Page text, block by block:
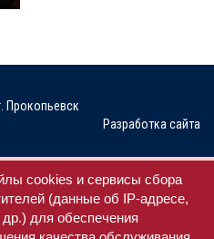
Прокопьевск
Разработка сайта
cookies и сервисы сбора
(данные об IP-адресе,
для обеспечения